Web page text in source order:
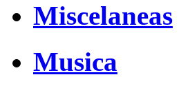
Miscelaneas
Musica